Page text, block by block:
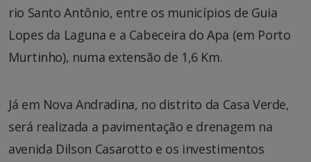
rio Santo Antônio, entre os municípios de Guia
Lopes da Laguna e a Cabeceira do Apa (em Porto
Murtinho), numa extensão de 1,6 Km.
Já em Nova Andradina, no distrito da Casa Verde,
será realizada a pavimentação e drenagem na
avenida Dilson Casarotto e os investimentos